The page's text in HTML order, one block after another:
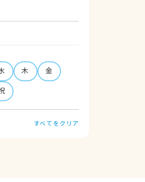
木
金
すべてをクリア